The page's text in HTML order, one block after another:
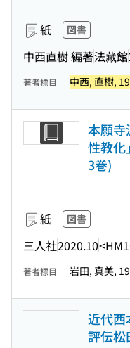
紙 図書
中西直樹 編著法藏館
著者標目 中西, 直樹,
本願寺
性教化
3巻)
紙 図書
三人社2020.10
著者標目 岩田, 真美,
近代西
評伝松